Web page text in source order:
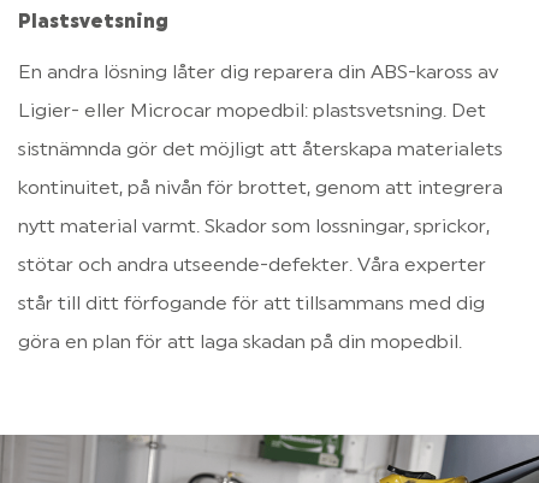
Plastsvetsning
En andra lösning låter dig reparera din ABS-kaross av
Ligier- eller Microcar mopedbil: plastsvetsning. Det
sistnämnda gör det möjligt att återskapa materialets
kontinuitet, på nivån för brottet, genom att integrera
nytt material varmt. Skador som lossningar, sprickor,
stötar och andra utseende-defekter. Våra experter
står till ditt förfogande för att tillsammans med dig
göra en plan för att laga skadan på din mopedbil.